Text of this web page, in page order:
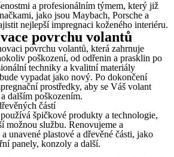
a profesionálním týmem, který již
jako jsou Maybach, Porsche a
nejlepší impregnaci koženého interiéru.
povrchu volantů
povrchu volantů, která zahrnuje
poškození, od odřenin a prasklin po
techniky a kvalitní materiály
vypadat jako nový. Po dokončení
prostředky, aby se Váš volant
dalším poškozením.
částí
špičkové produkty a technologie,
možnou službu. Renovujeme a
unavené plastové a dřevěné části, jako
panely, konzoly a další.